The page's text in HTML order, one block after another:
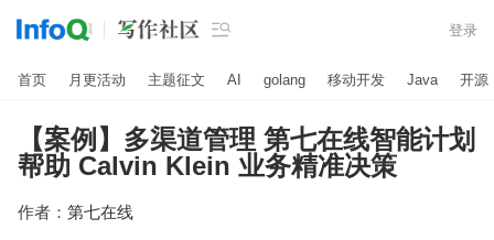
 登录
首页 月更活动 主题征文 AI golang 移动开发 Java 开源
【案例】多渠道管理 第七在线智能计划
帮助 Calvin Klein 业务精准决策
作者： 第七在线